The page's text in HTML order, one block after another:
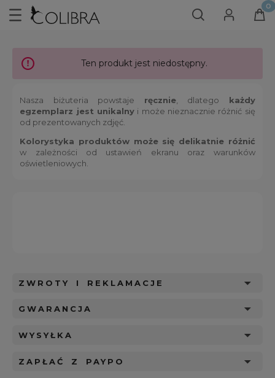
Ten produkt jest niedostępny.
Nasza biżuteria powstaje ręcznie, dlatego każdy
egzemplarz jest unikalnyi może nieznacznie różnić się
od prezentowanych zdjęć.
Kolorystyka produktów może się delikatnie różnić
w zależności od ustawień ekranu oraz warunków
oświetleniowych.
ZWROTY I REKLAMACJE
GWARANCJA
WYSYŁKA
ZAPŁAĆ Z PAYPO